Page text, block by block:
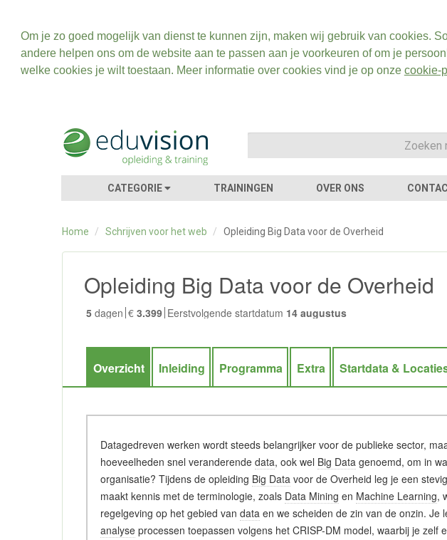
Om je zo goed mogelijk van dienst te kunnen zijn, maken wij gebruik van cookies.
andere helpen ons om de website aan te passen aan je voorkeuren of om je
welke cookies je wilt toestaan. Meer informatie over cookies vind je op onze cookie-
CATEGORIE TRAININGEN OVER ONS
Home / Schrijven voor het web / Opleiding Big Data voor de Overheid
Opleiding Big Data voor de Overheid
5 dagen € 3.399 Eerstvolgende startdatum 14 augustus
Overzicht Inleiding Programma Extra Startdata &
Datagedreven werken wordt steeds belangrijker voor de publieke sector,
hoeveelheden snel veranderende data, ook wel Big Data genoemd, om in
organisatie? Tijdens de opleiding Big Data voor de Overheid leg je een
maakt kennis met de terminologie, zoals Data Mining en Machine Learning,
regelgeving op het gebied van data en we scheiden de zin van de onzin. Je
analyse processen toepassen volgens het CRISP-DM model, waarbij je zelf